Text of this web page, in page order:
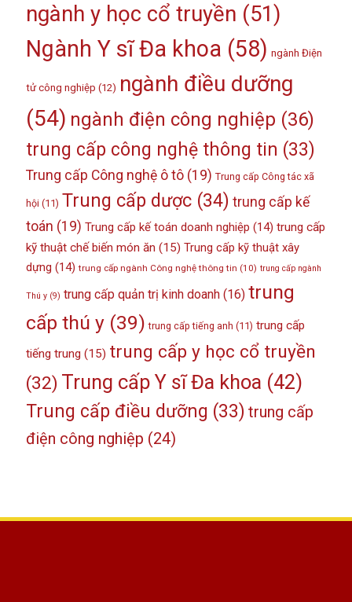
ngành y học cổ truyền (51)
Ngành Y sĩ Đa khoa (58) ngành Điện
tử công nghiệp (12) ngành điều dưỡng
(54) ngành điện công nghiệp (36)
trung cấp công nghệ thông tin (33)
Trung cấp Công nghệ ô tô(19) Trung cấp Công tác xã
hội (11) Trung cấp dược(34) trung cấp kế
toán (19) Trung cấp kế toán doanh nghiệp (14) trung cấp
kỹ thuật chế biến món ăn (15) Trung cấp kỹ thuật xây
dựng (14) trung cấp ngành Công nghệ thông tin (10) trung cấp ngành
Thú y(9) trung cấp quản trị kinh doanh(16) trung
cấp thú y(39) trung cấp tiếng anh (11) trung cấp
tiếng trung (15) trung cấp y học cổ truyền
(32) Trung cấp Y sĩ Đa khoa (42)
Trung cấp điều dưỡng (33) trung cấp
điện công nghiệp (24)